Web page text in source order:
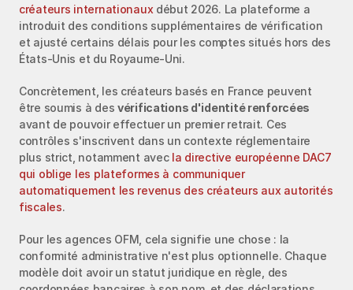
créateurs internationaux début 2026. La plateforme a
introduit des conditions supplémentaires de vérification
et ajusté certains délais pour les comptes situés hors des
États‑Unis et du Royaume‑Uni.
Concrètement, les créateurs basés en France peuvent
être soumis à des vérifications d'identité renforcées
avant de pouvoir effectuer un premier retrait. Ces
contrôles s'inscrivent dans un contexte réglementaire
plus strict, notamment avec la directive européenne DAC7
qui oblige les plateformes à communiquer
automatiquement les revenus des créateurs aux autorités
fiscales.
Pour les agences OFM, cela signifie une chose : la
conformité administrative n'est plus optionnelle. Chaque
modèle doit avoir un statut juridique en règle, des